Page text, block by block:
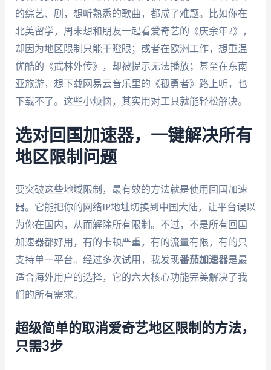
的综艺、剧，想听熟悉的歌曲，都成了难题。比如你在
北美留学，周末想和朋友一起看爱奇艺的《庆余年2》，
却因为地区限制只能干瞪眼；或者在欧洲工作，想重温
优酷的《武林外传》，却被提示无法播放；甚至在东南
亚旅游，想下载网易云音乐里的《孤勇者》路上听，也
下载不了。这些小烦恼，其实用对工具就能轻松解决。
选对回国加速器，一键解决所有
地区限制问题
要突破这些地域限制，最有效的方法就是使用回国加速
器。它能把你的网络IP地址切换到中国大陆，让平台误以
为你在国内，从而解除所有限制。不过，不是所有回国
加速器都好用，有的卡顿严重，有的流量有限，有的只
支持单一平台。经过多次试用，我发现番茄加速器是最
适合海外用户的选择，它的六大核心功能完美解决了我
们的所有需求。
超级简单的取消爱奇艺地区限制的方法，
只需3步